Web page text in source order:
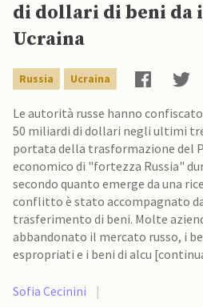
di dollari di beni da
Ucraina
Russia Ucraina
Le autorità russe hanno
50 miliardi di dollari negli ultimi
portata della trasformazione del
economico di "fortezza Russia"
secondo quanto emerge da una
conflitto è stato accompagnato
trasferimento di beni. Molte
abbandonato il mercato russo, i
espropriati e i beni di alcu
Sofia Cecinini |